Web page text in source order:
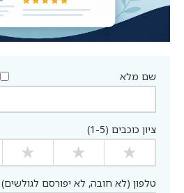
שם מלא
ציון כוכבים (1-5)
★
★
★
טלפון (לא חובה, לא יפורסם לגולשים)